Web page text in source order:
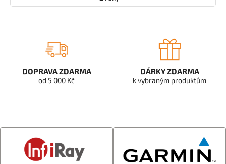
DOPRAVA ZDARMA
od 5 000 Kč
DÁRKY ZDARMA
k vybraným produktům